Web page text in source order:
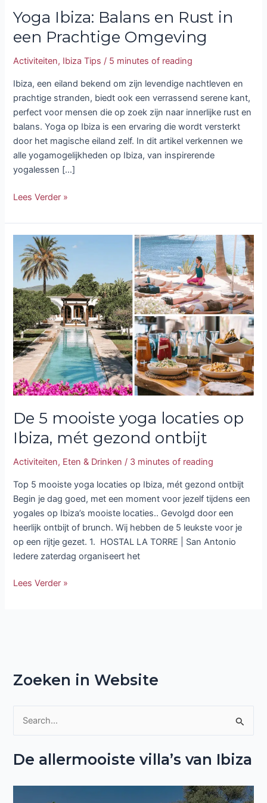
Yoga Ibiza: Balans en Rust in
een Prachtige Omgeving
Activiteiten, Ibiza Tips / 5 minutes of reading
Ibiza, een eiland bekend om zijn levendige nachtleven en
prachtige stranden, biedt ook een verrassend serene kant,
perfect voor mensen die op zoek zijn naar innerlijke rust en
balans. Yoga op Ibiza is een ervaring die wordt versterkt
door het magische eiland zelf. In dit artikel verkennen we
alle yogamogelijkheden op Ibiza, van inspirerende
yogalessen […]
Lees Verder »
De 5 mooiste yoga locaties op
Ibiza, mét gezond ontbijt
Activiteiten, Eten & Drinken / 3 minutes of reading
Top 5 mooiste yoga locaties op Ibiza, mét gezond ontbijt
Begin je dag goed, met een moment voor jezelf tijdens een
yogales op Ibiza’s mooiste locaties.. Gevolgd door een
heerlijk ontbijt of brunch. Wij hebben de 5 leukste voor je
op een rijtje gezet. 1. HOSTAL LA TORRE | San Antonio
Iedere zaterdag organiseert het
mooiste
yoga
locaties
op
Ibiza,
mét
gezond
ontbijt
Lees Verder »
Zoeken in Website
e
De allermooiste villa’s van Ibiza